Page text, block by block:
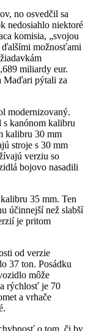
no osvedčil sa
nedosiahlo niektoré
komisia, „svojou
možnosťami
miliardy eur.
Maďari pýtali za
modernizovaný.
s kanónom kalibru
kalibru 30 mm
stroje s 30 mm
verziu so
bojovo nasadili
35 mm. Ten
účinnejší než slabší
je pritom
od verzie
37 ton. Posádku
môže
rýchlosť je 70
a vrhače
o tom, či by